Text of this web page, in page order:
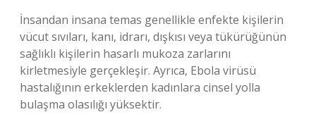
İnsandan insana temas genellikle enfekte kişilerin
vücut sıvıları, kanı, idrarı, dışkısı veya tükürüğünün
sağlıklı kişilerin hasarlı mukoza zarlarını
kirletmesiyle gerçekleşir. Ayrıca, Ebola virüsü
hastalığının erkeklerden kadınlara cinsel yolla
bulaşma olasılığı yüksektir.